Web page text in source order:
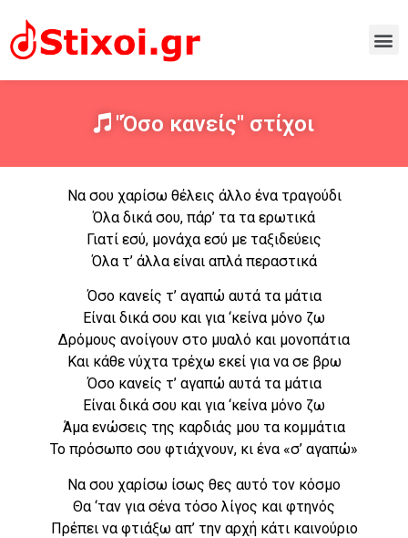
"Όσο κανείς" στίχοι
Να σου χαρίσω θέλεις άλλο ένα τραγούδι
Όλα δικά σου, πάρ’ τα τα ερωτικά
Γιατί εσύ, μονάχα εσύ με ταξιδεύεις
Όλα τ’ άλλα είναι απλά περαστικά
Όσο κανείς τ’ αγαπώ αυτά τα μάτια
Είναι δικά σου και για ‘κείνα μόνο ζω
Δρόμους ανοίγουν στο μυαλό και μονοπάτια
Και κάθε νύχτα τρέχω εκεί για να σε βρω
Όσο κανείς τ’ αγαπώ αυτά τα μάτια
Είναι δικά σου και για ‘κείνα μόνο ζω
Άμα ενώσεις της καρδιάς μου τα κομμάτια
Το πρόσωπο σου φτιάχνουν, κι ένα «σ’ αγαπώ»
Να σου χαρίσω ίσως θες αυτό τον κόσμο
Θα ‘ταν για σένα τόσο λίγος και φτηνός
Πρέπει να φτιάξω απ’ την αρχή κάτι καινούριο